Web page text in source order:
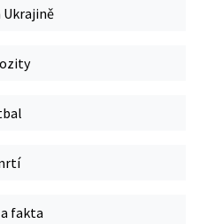
Ukrajině
fakta